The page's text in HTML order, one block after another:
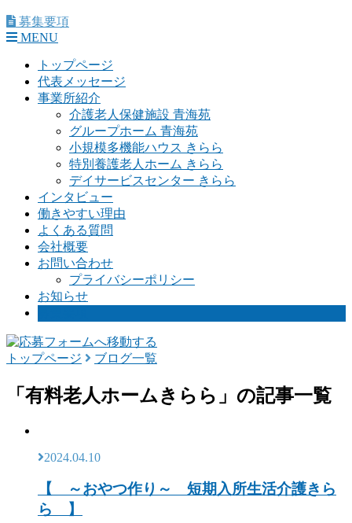
募集要項
MENU
トップページ
代表メッセージ
事業所紹介
介護老人保健施設 青海苑
グループホーム 青海苑
小規模多機能ハウス きらら
特別養護老人ホーム きらら
デイサービスセンター きらら
インタビュー
働きやすい理由
よくある質問
会社概要
お問い合わせ
プライバシーポリシー
お知らせ
トップページ ブログ一覧
「有料老人ホームきらら」の記事一覧
2024.04.10
【 ～おやつ作り～ 短期入所生活介護きら
ら 】